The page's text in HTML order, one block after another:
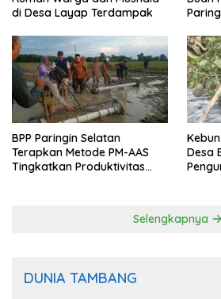
di Desa Layap Terdampak
BPP Paringin Selatan
Terapkan Metode PM-AAS
Tingkatkan Produktivitas
Desa
Selengkapnya
DUNIA TAMBANG